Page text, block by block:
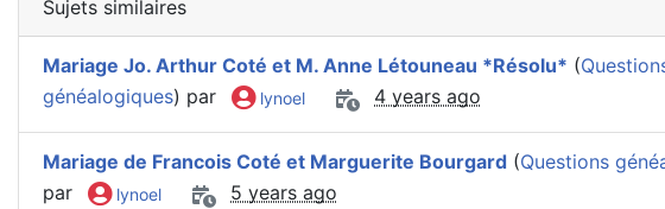
Sujets similaires
Mariage Jo. Arthur Coté et M. Anne Létouneau *Résolu* (
généalogiques) par lynoel 4 years ago
Mariage de Francois Coté et Marguerite Bourgard (Questions
par
lynoel 5 years ago